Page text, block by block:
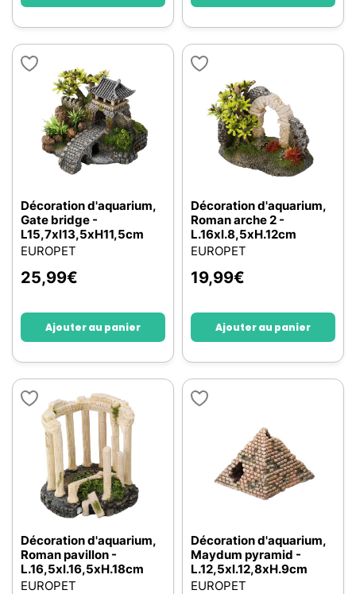
Décoration d'aquarium,
Gate bridge -
L15,7xl13,5xH11,5cm
EUROPET
25,99€
Ajouter au panier
Décoration d'aquarium,
Roman arche 2 -
L.16xl.8,5xH.12cm
EUROPET
19,99€
Ajouter au panier
Décoration d'aquarium,
Roman pavillon -
L.16,5xl.16,5xH.18cm
EUROPET
Décoration d'aquarium,
Maydum pyramid -
L.12,5xl.12,8xH.9cm
EUROPET